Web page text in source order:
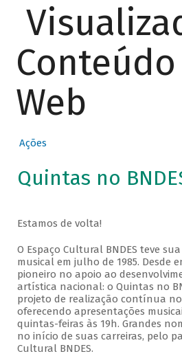
Web
Ações
Quintas no
Estamos de volta!
O Espaço Cultural BNDES teve
musical em julho de 1985. Desde
pioneiro no apoio ao
artística nacional: o Quintas no
projeto de realização contínua no
oferecendo apresentações
quintas-feiras às 19h. Grandes
no início de suas carreiras, pelo
Cultural BNDES.